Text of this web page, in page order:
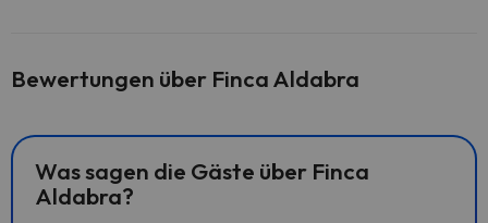
Bewertungen über Finca Aldabra
Was sagen die Gäste über Finca
Aldabra?